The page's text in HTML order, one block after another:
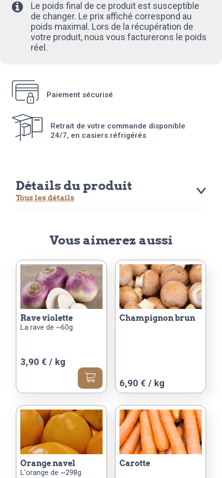
Le poids final de ce produit est susceptible
de changer. Le prix affiché correspond au
poids maximal. Lors de la récupération de
votre produit, nous vous facturerons le poids
réel.
Paiement sécurisé
Retrait de votre commande disponible
24/7, en casiers réfrigérés
Détails du produit
Tous les détails
Vous aimerez aussi
rave violette
La rave de ~60g.
3,90 € / kg
champignon brun
6,90 € / kg
Ce
produit
a
plusieurs
variations.
Les
options
peuvent
orange navel
L'orange de ~298g.
carotte